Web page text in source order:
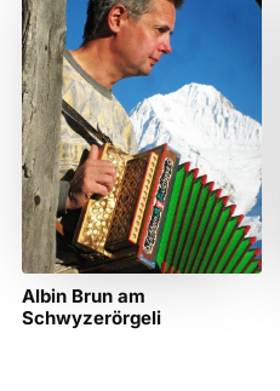
Albin Brun am
Schwyzerörgeli